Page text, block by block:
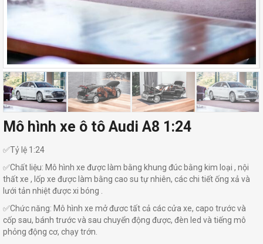
Mô hình xe ô tô Audi A8 1:24
✅Tỷ lệ 1:24
✅Chất liệu: Mô hình xe được làm bằng khung đúc bằng kim loại , nội
thất xe , lốp xe được làm bằng cao su tự nhiên, các chi tiết ống xả và
lưới tản nhiệt được xi bóng .
✅Chức năng: Mô hình xe mở đươc tất cả các cửa xe, capo trước và
cốp sau, bánh trước và sau chuyển động được, đèn led và tiếng mô
phỏng động cơ, chạy trớn.